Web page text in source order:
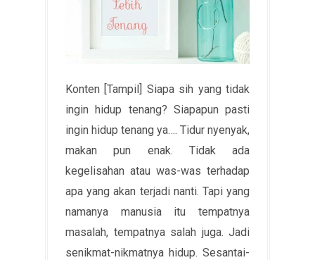
Konten [Tampil] Siapa sih yang tidak
ingin hidup tenang? Siapapun pasti
ingin hidup tenang ya…. Tidur nyenyak,
makan pun enak. Tidak ada
kegelisahan atau was-was terhadap
apa yang akan terjadi nanti. Tapi yang
namanya manusia itu tempatnya
masalah, tempatnya salah juga. Jadi
senikmat-nikmatnya hidup. Sesantai-